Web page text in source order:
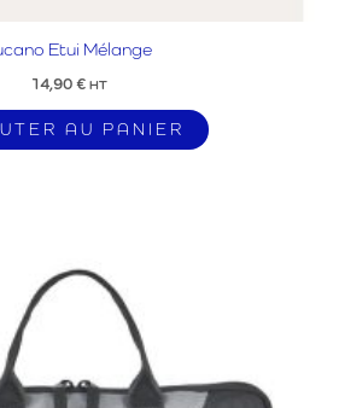
Etui Mélange
14,90 € HT
AU PANIER